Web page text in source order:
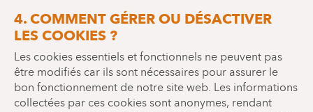
4. COMMENT GÉRER OU DÉSACTIVER
LES COOKIES ?
Les cookies essentiels et fonctionnels ne peuvent pas
être modifiés car ils sont nécessaires pour assurer le
bon fonctionnement de notre site web. Les informations
collectées par ces cookies sont anonymes, rendant